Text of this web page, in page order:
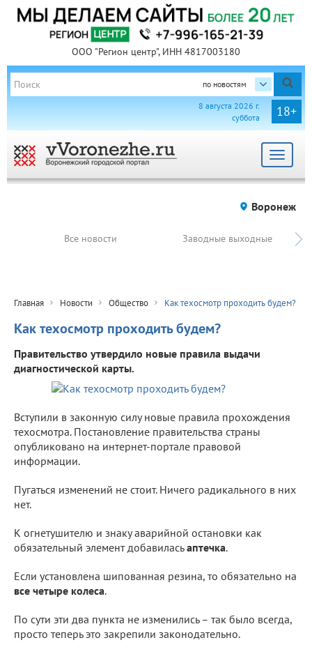
ООО "Регион центр", ИНН 4817003180
по новостям
18+
8 августа 2026 г.
суббота
Toggle
Воронеж
Все новости Заводные выходные
Главная Новости Общество Как техосмотр проходить будем?
Как техосмотр проходить будем?
Правительство утвердило новые правила выдачи
диагностической карты.
Вступили в законную силу новые правила прохождения
техосмотра. Постановление правительства страны
опубликовано на интернет-портале правовой
информации.
Пугаться изменений не стоит. Ничего радикального в них
нет.
К огнетушителю и знаку аварийной остановки как
обязательный элемент добавиласьаптечка.
Если установлена шипованная резина, то обязательно на
все четыре колеса.
По сути эти два пункта не изменились – так было всегда,
просто теперь это закрепили законодательно.